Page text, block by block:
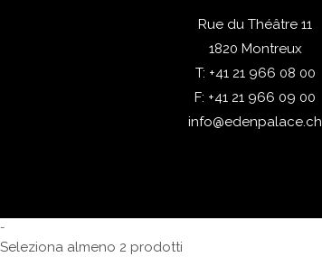
Rue du Théâtre 11
1820 Montreux
T: +41 21 966 08 00
F: +41 21 966 09 00
info@edenpalace.ch
-
Seleziona almeno 2 prodotti